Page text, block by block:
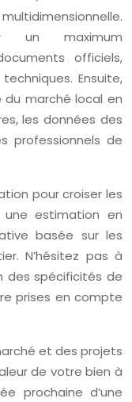
un maximum
officiels,
Ensuite,
marché local en
les données des
professionnels de
pour croiser les
une estimation en
basée sur les
N’hésitez pas à
des spécificités de
prises en compte
et des projets
de votre bien à
prochaine d’une